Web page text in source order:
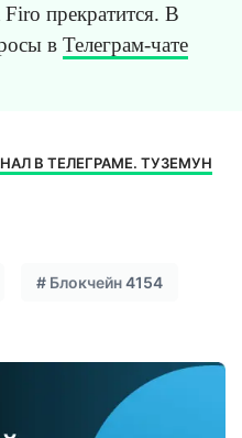
прекратится. В
в Телеграм-чате
В ТЕЛЕГРАМЕ. ТУЗЕМУН
# Блокчейн4154